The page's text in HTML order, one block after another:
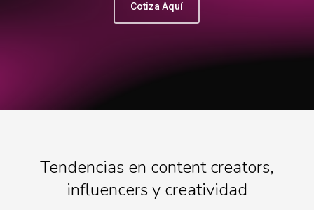
Cotiza Aquí
Tendencias en content creators,
influencers y creatividad